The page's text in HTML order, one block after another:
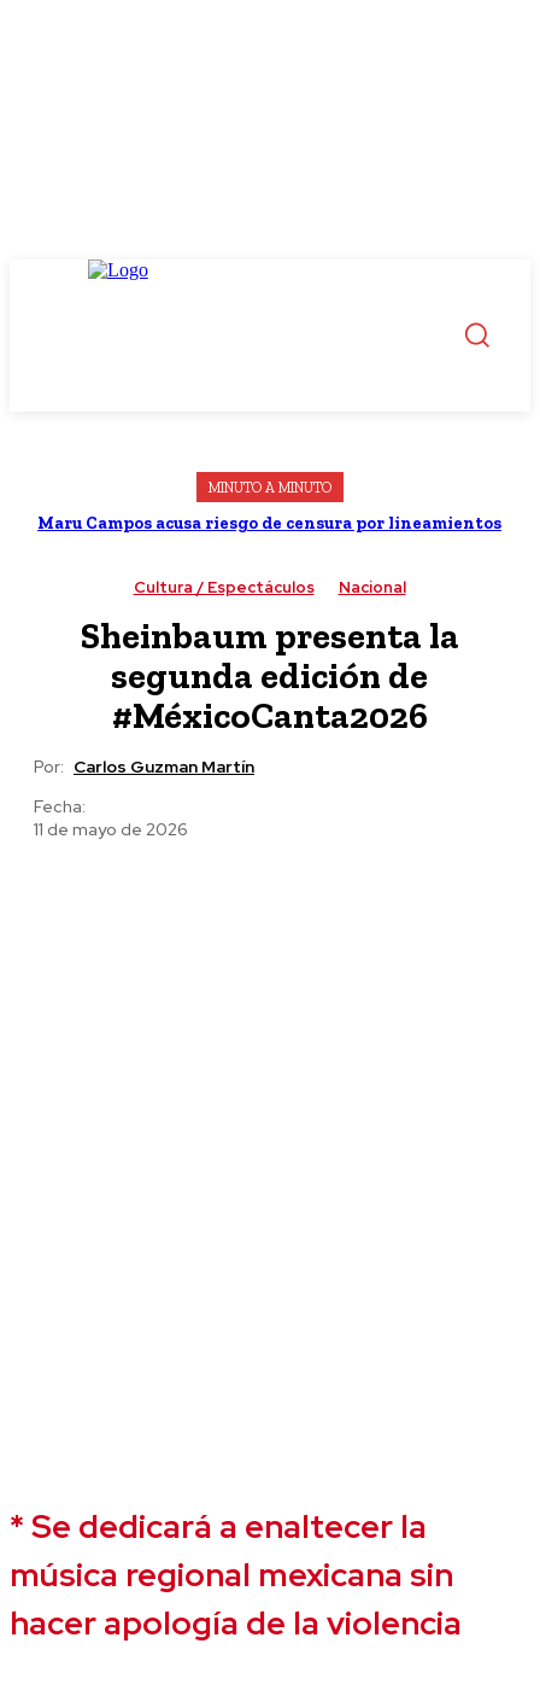
MINUTO A MINUTO
Maru Campos acusa riesgo de censura por lineamientos
Cultura / Espectáculos Nacional
Sheinbaum presenta la
segunda edición de
#MéxicoCanta2026
Por: Carlos Guzman Martín
Fecha:
11 de mayo de 2026
* Se dedicará a enaltecer la
música regional mexicana sin
hacer apología de la violencia